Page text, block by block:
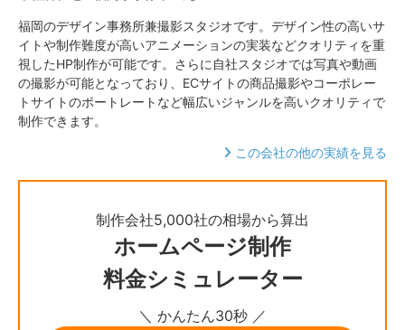
福岡のデザイン事務所兼撮影スタジオです。デザイン性の高いサ
イトや制作難度が高いアニメーションの実装などクオリティを重
視したHP制作が可能です。さらに自社スタジオでは写真や動画
の撮影が可能となっており、ECサイトの商品撮影やコーポレー
トサイトのポートレートなど幅広いジャンルを高いクオリティで
制作できます。
この会社の他の実績を見る
制作会社5,000社の相場から算出
ホームページ制作
料金シミュレーター
＼ かんたん30秒 ／